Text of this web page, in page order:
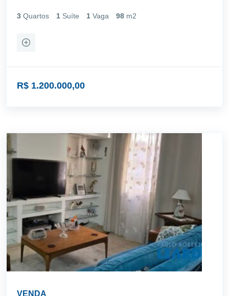
3 Quartos 1 Suíte 1 Vaga 98 m2
R$ 1.200.000,00
VENDA